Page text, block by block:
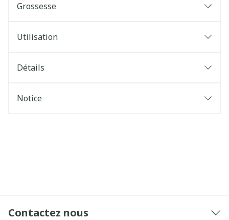
Grossesse
Utilisation
Détails
Notice
Contactez nous